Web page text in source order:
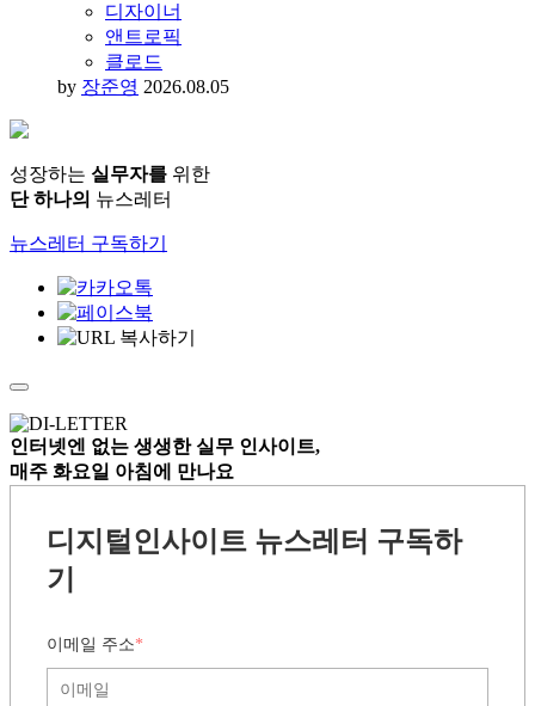
디자이너
앤트로픽
클로드
by 장준영 2026.08.05
성장하는 실무자를 위한
단 하나의 뉴스레터
뉴스레터 구독하기
인터넷엔 없는 생생한 실무 인사이트,
매주 화요일 아침에 만나요
디지털인사이트 뉴스레터 구독하
기
이메일 주소*